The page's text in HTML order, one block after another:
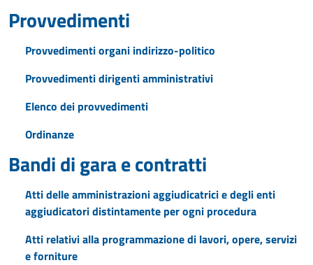
Provvedimenti
Provvedimenti organi indirizzo-politico
Provvedimenti dirigenti amministrativi
Elenco dei provvedimenti
Ordinanze
Bandi di gara e contratti
Atti delle amministrazioni aggiudicatrici e degli enti
aggiudicatori distintamente per ogni procedura
Atti relativi alla programmazione di lavori, opere, servizi
e forniture